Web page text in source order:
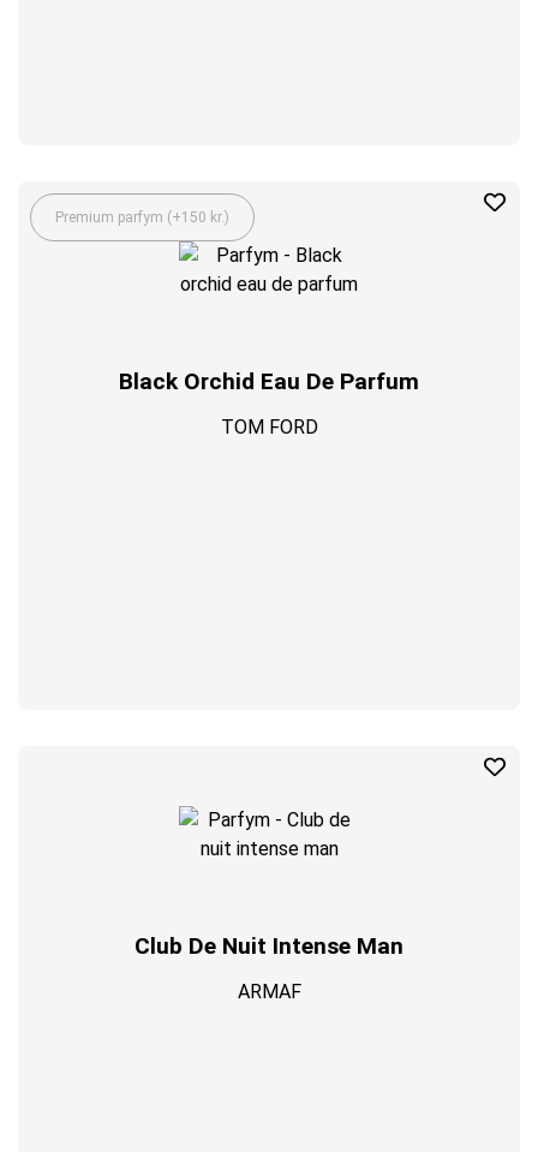
Premium parfym (+150 kr.)
Black Orchid Eau De Parfum
TOM FORD
Club De Nuit Intense Man
ARMAF